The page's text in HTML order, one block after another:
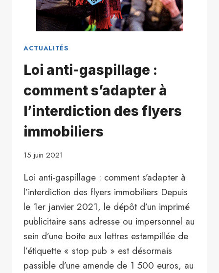
ACTUALITÉS
Loi anti-gaspillage :
comment s’adapter à
l’interdiction des flyers
immobiliers
15 juin 2021
Loi anti-gaspillage : comment s’adapter à
l’interdiction des flyers immobiliers Depuis
le 1er janvier 2021, le dépôt d’un imprimé
publicitaire sans adresse ou impersonnel au
sein d’une boite aux lettres estampillée de
l’étiquette « stop pub » est désormais
passible d’une amende de 1 500 euros, au